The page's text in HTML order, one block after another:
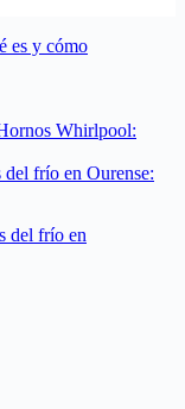
Whirlpool:
del frío en Ourense: